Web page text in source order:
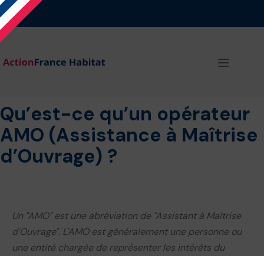
Aller
au
contenu
Qu’est-ce qu’un opérateur
AMO (Assistance à Maîtrise
d’Ouvrage) ?
Un "AMO" est une abréviation de "Assistant à Maîtrise
d'Ouvrage". L'AMO est généralement une personne ou
une entité chargée de représenter les intérêts du